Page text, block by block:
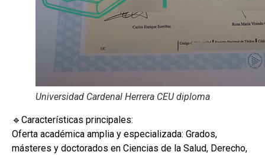
Universidad Cardenal Herrera CEU diploma
🔹Características principales:
Oferta académica amplia y especializada: Grados,
másteres y doctorados en Ciencias de la Salud, Derecho,